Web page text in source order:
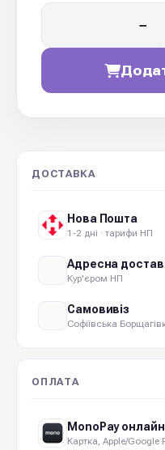
−
ДОСТАВКА
Нова Пошта
1-2 дні · тарифи НП
Адресна
Кур'єром НП
Самовивіз
Софіївська
ОПЛАТА
MonoPay онлайн
Картка, Apple/Google